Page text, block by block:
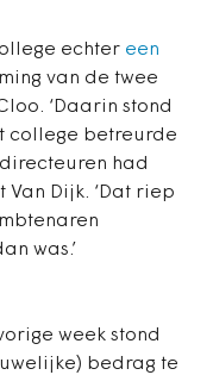
echter een
van de twee
‘Daarin stond
college betreurde
had
Dijk. ‘Dat riep
was.’
week stond
bedrag te